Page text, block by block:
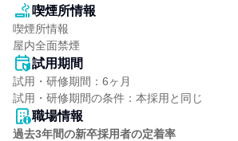
喫煙所情報
喫煙所情報
屋内全面禁煙
試用期間
試用・研修期間：6ヶ月
職場情報
過去3年間の新卒採用者の定着率